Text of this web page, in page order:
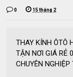
0 15 tháng 2
THAY KÍNH ÔTÔ
TẬN NƠI GIÁ RẺ
CHUYÊN NGHIỆP